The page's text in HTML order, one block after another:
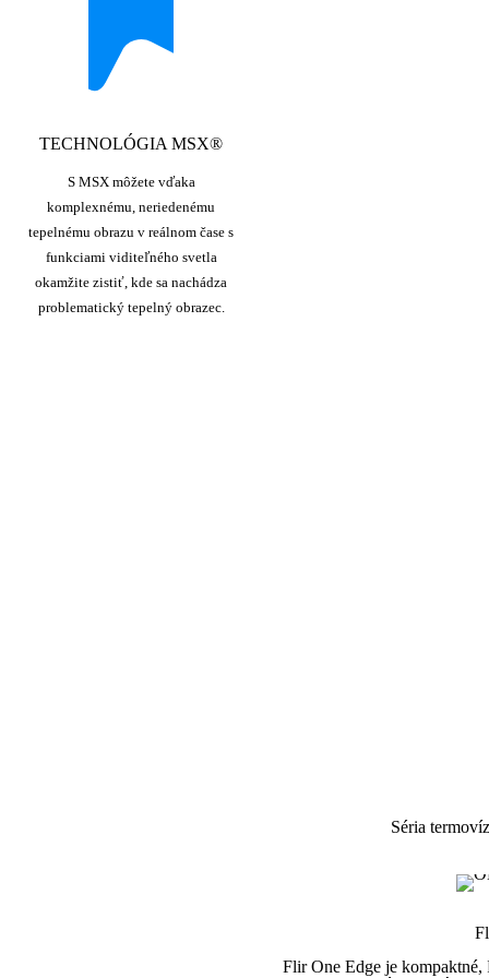
TECHNOLÓGIA MSX®
S MSX môžete vďaka
komplexnému, neriedenému
tepelnému obrazu v reálnom čase s
funkciami viditeľného svetla
okamžite zistiť, kde sa nachádza
problematický tepelný obrazec.
Séria
Flir One Edge je